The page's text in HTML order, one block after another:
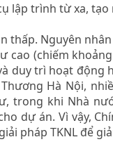
lập trình từ xa,
thấp. Nguyên
(chiếm
duy trì hoạt động
Hà Nội,
trong khi Nhà
dự án. Vì vậy,
pháp TKNL để